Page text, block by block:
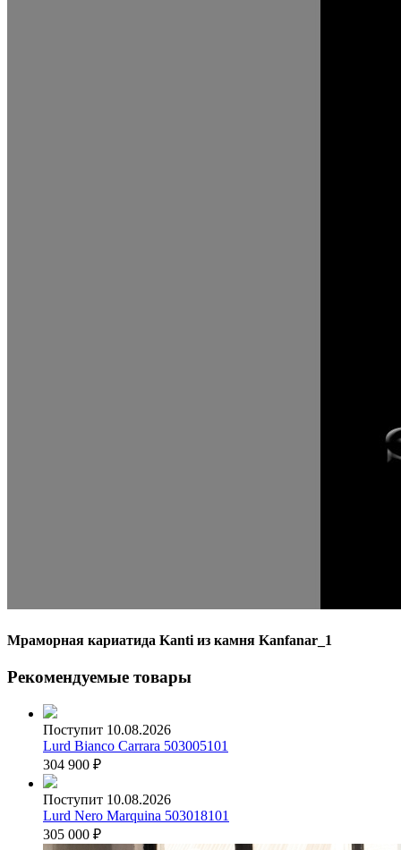
Мраморная кариатида Kanti из камня Kanfanar_1
Рекомендуемые товары
Поступит 10.08.2026
Lurd Bianco Carrara 503005101
304 900 ₽
Поступит 10.08.2026
Lurd Nero Marquina 503018101
305 000 ₽